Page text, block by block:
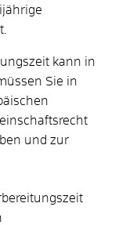
kann in
Sie in
und zur